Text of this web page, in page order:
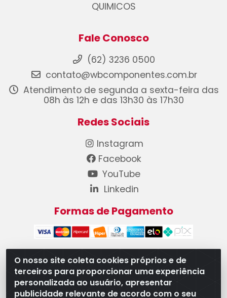
O nosso site coleta cookies próprios e de
terceiros para proporcionar uma experiência
personalizada ao usuário, apresentar
publicidade relevante de acordo com o seu
QUIMICOS
Fale Conosco
(62) 3236 0500
contato@wbcomponentes.com.br
Atendimento de segunda a sexta-feira das
08h às 12h e das 13h30 às 17h30
Redes Sociais
Instagram
Facebook
YouTube
Linkedin
Formas de Pagamento
WB Componentes Automotivos LTDA - CNPJ
08.528.393/0001-12 - Rua do Níquel, 667 - Parque
Oeste Industrial, Goiânia/GO - CEP 74375-660